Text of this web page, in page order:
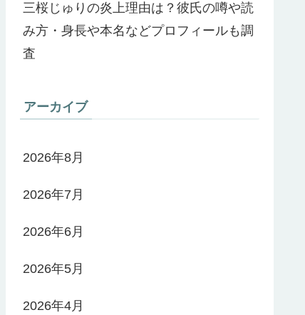
三桜じゅりの炎上理由は？彼氏の噂や読
み方・身長や本名などプロフィールも調
査
アーカイブ
2026年8月
2026年7月
2026年6月
2026年5月
2026年4月